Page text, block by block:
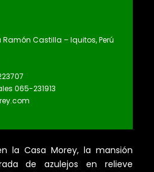
Ramón Castilla – Iquitos, Perú
065-231913
la Casa Morey, la mansión
de azulejos en relieve